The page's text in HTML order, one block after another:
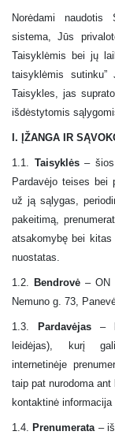
Norėdami naudotis
sistema, Jūs
Taisyklėmis bei jų
taisyklėmis
Taisykles, jas
išdėstytomis
I. ĮŽANGA IR
1.1. Taisyklės–
Pardavėjo teises bei
už ją sąlygas,
pakeitimą,
atsakomybę bei kitas
nuostatas.
1.2. Bendrovė– ON
Nemuno g. 73,
1.3. Pardavėjas –
leidėjas), kurį
internetinėje
taip pat nurodoma
kontaktinė
1.4. Prenumerata –